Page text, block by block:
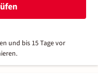
und bis 15 Tage vor